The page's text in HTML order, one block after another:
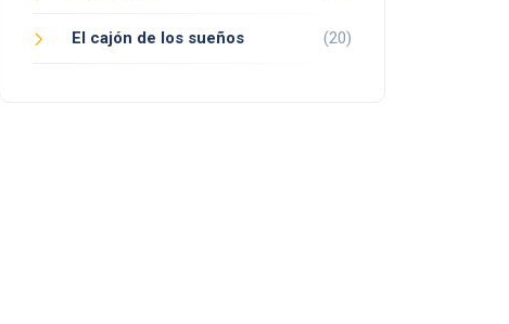
El cajón de los sueños (20)